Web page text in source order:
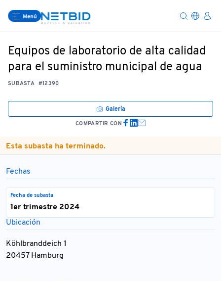
Menú
Equipos de laboratorio de alta calidad
para el suministro municipal de agua
SUBASTA #12390
Galería
COMPARTIR CON
Esta subasta ha terminado.
Fechas
Fecha de subasta
1er trimestre 2024
Ubicación
Köhlbranddeich 1
20457 Hamburg